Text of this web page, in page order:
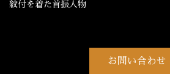
紋付を着た首振人物
お問い合わせ